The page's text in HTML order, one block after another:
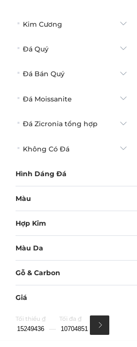
Kim Cương
Đá Quý
Đá Bán Quý
Đá Moissanite
Đá Zicronia tổng hợp
Không Có Đá
Hình Dáng Đá
Màu Da
Gỗ & Carbon
Màu
Hợp Kim
Giá
Tối thiểu ₫ Tối đa ₫